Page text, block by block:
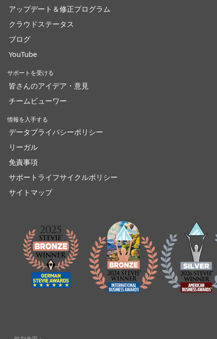
アップデート＆修正プログラム
クラウドステータス
ブログ
YouTube
サポートを受ける
皆さんのアイデア・意見
チームビューワー
情報を入手する
データプライバシーポリシー
リーガル
免責事項
サポートライフサイクルポリシー
サイトマップ